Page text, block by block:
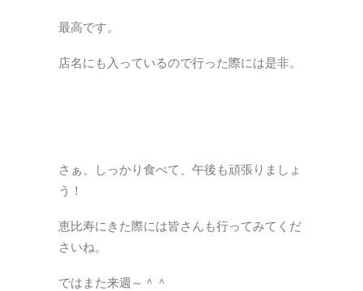
最高です。
店名にも入っているので行った際には是非。
さぁ、しっかり食べて、午後も頑張りましょ
う！
恵比寿にきた際には皆さんも行ってみてくだ
さいね。
ではまた来週～＾＾